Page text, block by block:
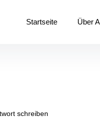
Startseite Über
schreiben